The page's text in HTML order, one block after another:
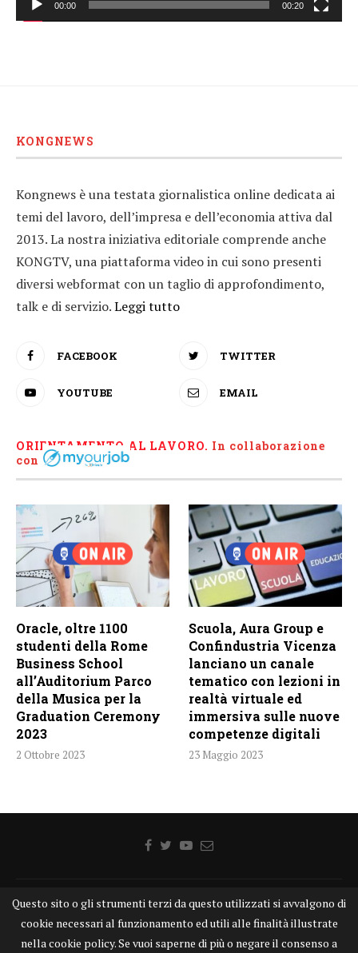
00:00 00:20
KONGNEWS
Kongnews è una testata giornalistica online dedicata ai
temi del lavoro, dell’impresa e dell’economia attiva dal
2013. La nostra iniziativa editoriale comprende anche
KONGTV, una piattaforma video in cui sono presenti
diversi webformat con un taglio di approfondimento,
talk e di servizio.Leggi tutto
FACEBOOK TWITTER
YOUTUBE EMAIL
ORIENTAMENTO AL LAVORO. In collaborazione
con
Oracle, oltre 1100
studenti della Rome
Business School
all’Auditorium Parco
della Musica per la
Graduation Ceremony
2023
2 Ottobre 2023
Scuola, Aura Group e
Confindustria Vicenza
lanciano un canale
tematico con lezioni in
realtà virtuale ed
immersiva sulle nuove
competenze digitali
23 Maggio 2023
Home Chi siamo Disclaimer Cookie Contatti
Privacy Policy KONGTV
Questo sito o gli strumenti terzi da questo utilizzati si avvalgono di
cookie necessari al funzionamento ed utili alle finalità illustrate
nella cookie policy. Se vuoi saperne di più o negare il consenso a